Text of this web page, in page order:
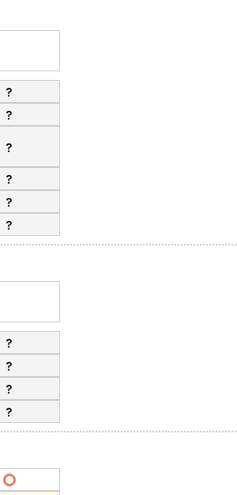
?
?
?
?
?
?
?
?
?
?